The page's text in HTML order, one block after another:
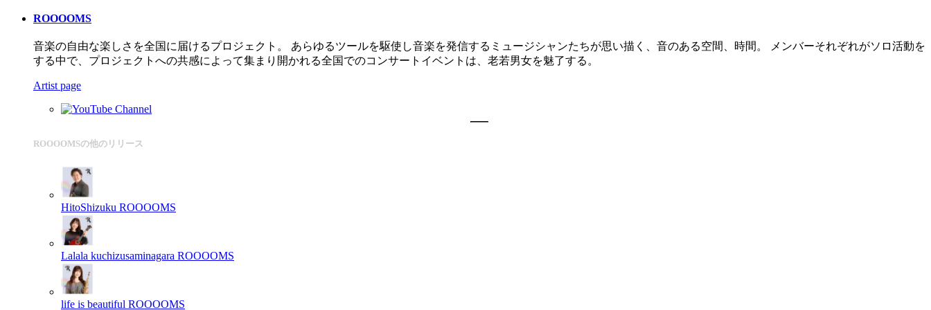
ROOOOMS
音楽の自由な楽しさを全国に届けるプロジェクト。 あらゆるツールを駆使し音楽を発信するミュージシャンたちが思い描く、音のある空間、時間。 メンバーそれぞれがソロ活動を
する中で、プロジェクトへの共感によって集まり開かれる全国でのコンサートイベントは、老若男女を魅了する。
Artist page
ROOOOMSの他のリリース
HitoShizuku ROOOOMS
Lalala kuchizusaminagara ROOOOMS
life is beautiful ROOOOMS